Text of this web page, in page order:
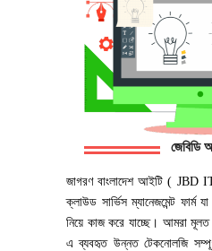
জেবিডি
জাগরণ বাংলাদেশ আইটি ( JBD
ক্লাউড সার্ভিস ম্যানেজমেন্ট ফার্ম
নিয়ে কাজ করে যাচ্ছে। আমরা
এ ব্যবহৃত উন্নত টেকনোলজি